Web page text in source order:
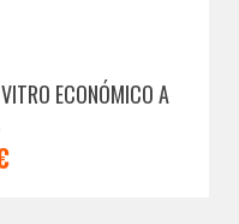
ECONÓMICO A